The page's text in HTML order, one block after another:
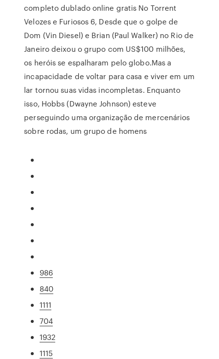
completo dublado online gratis No Torrent
Velozes e Furiosos 6, Desde que o golpe de
Dom (Vin Diesel) e Brian (Paul Walker) no Rio de
Janeiro deixou o grupo com US$100 milhões,
os heróis se espalharam pelo globo.Mas a
incapacidade de voltar para casa e viver em um
lar tornou suas vidas incompletas. Enquanto
isso, Hobbs (Dwayne Johnson) esteve
perseguindo uma organização de mercenários
sobre rodas, um grupo de homens
986
840
1111
704
1932
1115